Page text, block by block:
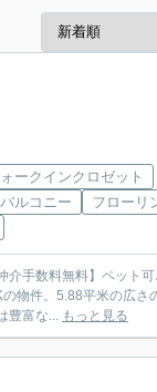
ークインクロゼット
バルコニー
フローリ
介手数料無料】ペット
物件。5.88平米の広さ
豊富な... もっと見る